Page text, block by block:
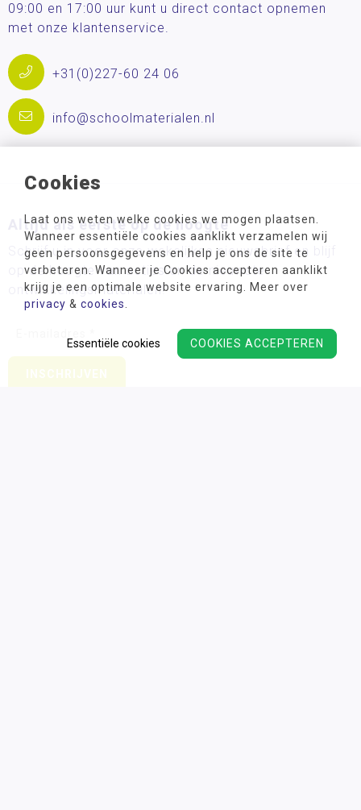
Cookies
Laat ons weten welke cookies we mogen plaatsen.
Wanneer essentiële cookies aanklikt verzamelen wij
geen persoonsgegevens en help je ons de site te
verbeteren. Wanneer je Cookies accepteren aanklikt
krijg je een optimale website ervaring. Meer over
privacy & cookies
COOKIES ACCEPTEREN
Essentiële cookies
09:00 en 17:00 uur kunt u direct contact opnemen
met onze klantenservice.
+31(0)227-60 24 06
info@schoolmaterialen.nl
Altijd als eerste op de hoogte
Schrijf u in voor onze wekelijkse nieuwsbrief en blijf
op de hoogte van acties en de nieuwste
ontwikkelingsmaterialen!